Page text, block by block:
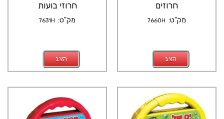
חרוזי בועות
מק"ט: 7631H
הצג
חרוזים
מק"ט: 7660H
הצג